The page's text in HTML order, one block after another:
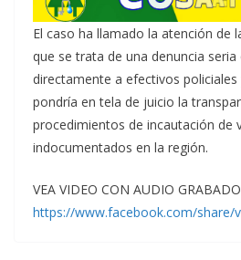
El caso ha llamado la atención de
que se trata de una denuncia seria
directamente a efectivos
pondría en tela de juicio la
procedimientos de incautación de
indocumentados en la región.
VEA VIDEO CON AUDIO GRABADO
https://www.facebook.com/share/